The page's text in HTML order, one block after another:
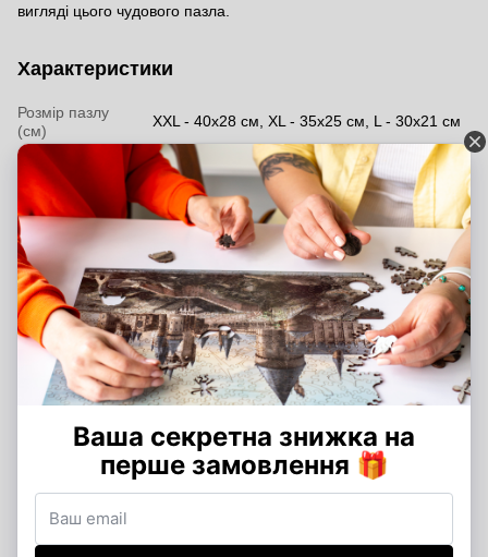
вигляді цього чудового пазла.
Характеристики
Розмір пазлу
(см)
XXL - 40х28 см, XL - 35х25 см, L - 30х21 см
Кількість
деталей
XXL - 295 деталей, XL - 205 деталей, L - 145
деталей
Час збірки
XXL - 3-5 години збірки, XL - 2-3 години
збірки, L - 1-2 години збірки
Відгуки
Додайте перший відгук